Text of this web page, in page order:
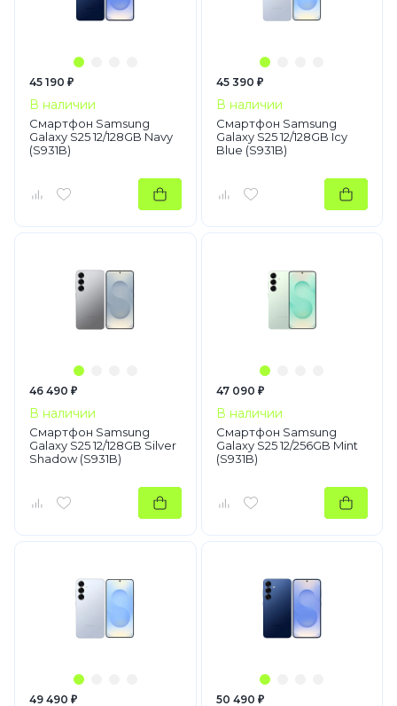
45 190 ₽
В наличии
Смартфон Samsung
Galaxy S25 12/128GB Navy
(S931B)
45 390 ₽
В наличии
Смартфон Samsung
Galaxy S25 12/128GB Icy
Blue (S931B)
46 490 ₽
В наличии
Смартфон Samsung
Galaxy S25 12/128GB Silver
Shadow (S931B)
47 090 ₽
В наличии
Смартфон Samsung
Galaxy S25 12/256GB Mint
(S931B)
49 490 ₽ 50 490 ₽